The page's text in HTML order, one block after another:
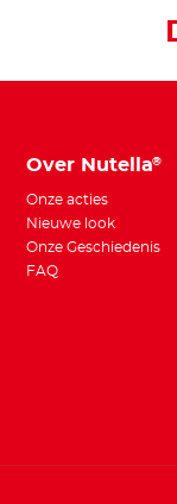
Over Nutella®
Onze acties
Nieuwe look
Onze Geschiedenis
FAQ